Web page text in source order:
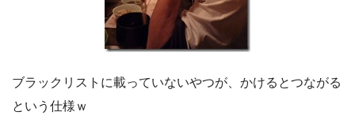
ブラックリストに載っていないやつが、かけるとつながる
という仕様ｗ